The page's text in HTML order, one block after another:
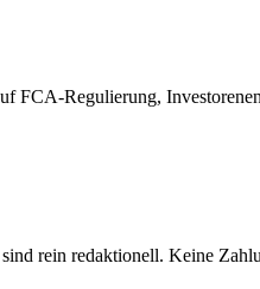
FCA-Regulierung,
rein redaktionell. Keine